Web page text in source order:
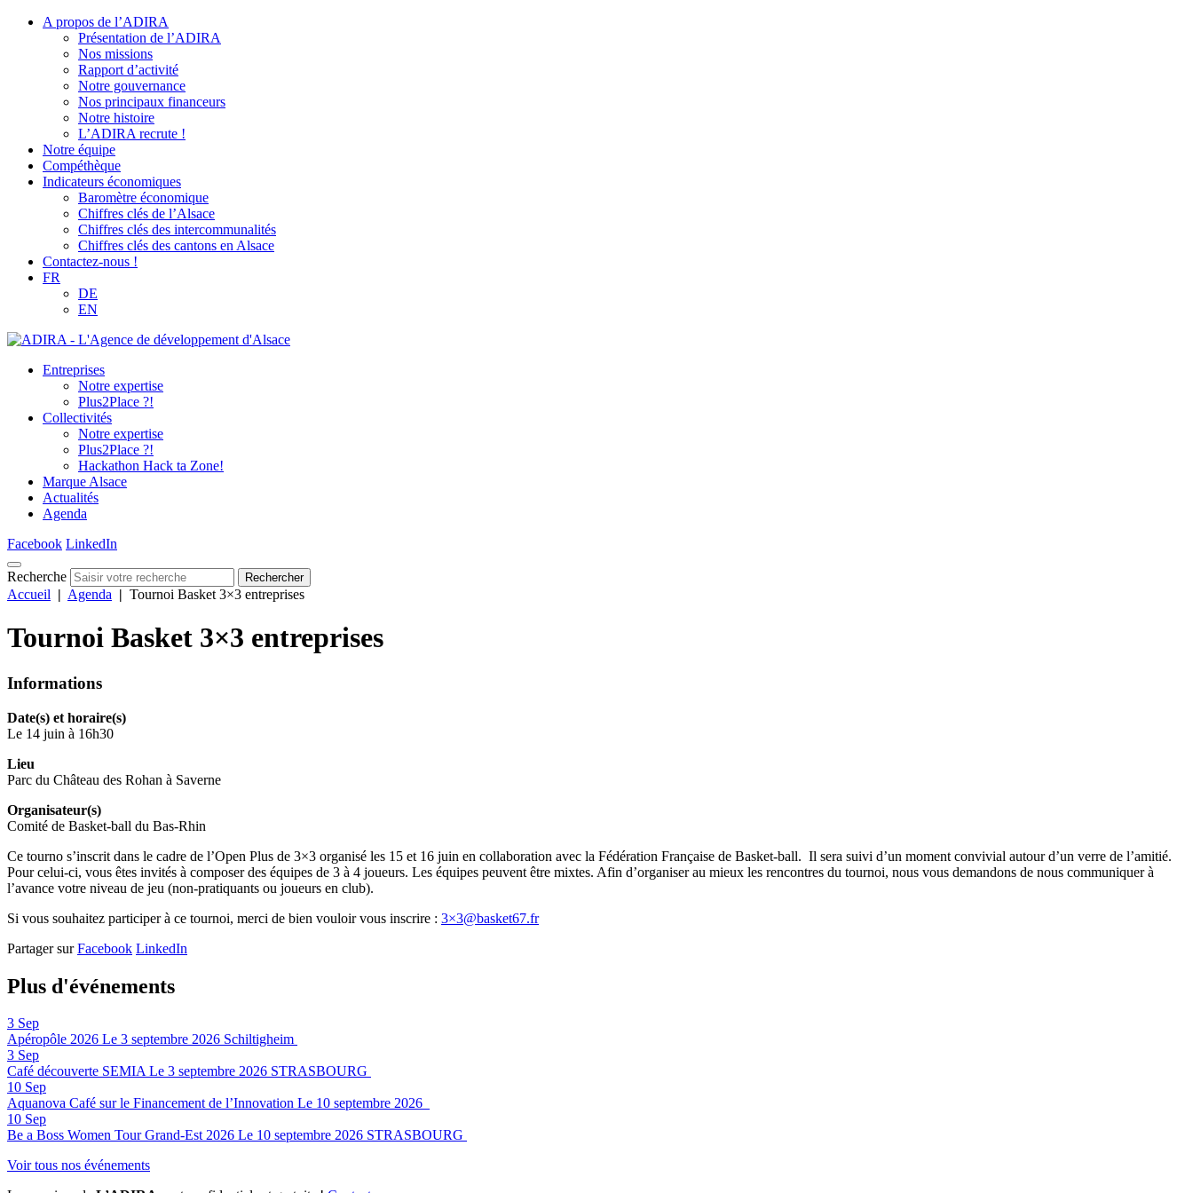
A propos de l’ADIRA
Présentation de l’ADIRA
Nos missions
Rapport d’activité
Notre gouvernance
Nos principaux financeurs
Notre histoire
L’ADIRA recrute !
Notre équipe
Compéthèque
Indicateurs économiques
Baromètre économique
Chiffres clés de l’Alsace
Chiffres clés des intercommunalités
Chiffres clés des cantons en Alsace
Contactez-nous !
FR
DE
EN
Entreprises
Notre expertise
Plus2Place ?!
Collectivités
Notre expertise
Plus2Place ?!
Hackathon Hack ta Zone!
Marque Alsace
Actualités
Agenda
Facebook LinkedIn
Recherche Rechercher
Accueil | Agenda | Tournoi Basket 3×3 entreprises
Tournoi Basket 3×3 entreprises
Informations
Date(s) et horaire(s)
Le 14 juin à 16h30
Lieu
Parc du Château des Rohan à Saverne
Organisateur(s)
Comité de Basket-ball du Bas-Rhin
Ce tourno s’inscrit dans le cadre de l’Open Plus de 3×3 organisé les 15 et 16 juin en collaboration avec la Fédération Française de Basket-ball. Il sera suivi d’un moment convivial autour d’un verre de l’amitié.
Pour celui-ci, vous êtes invités à composer des équipes de 3 à 4 joueurs. Les équipes peuvent être mixtes. Afin d’organiser au mieux les rencontres du tournoi, nous vous demandons de nous communiquer à
l’avance votre niveau de jeu (non-pratiquants ou joueurs en club).
Si vous souhaitez participer à ce tournoi, merci de bien vouloir vous inscrire : 3×3@basket67.fr
Partager sur Facebook LinkedIn
Plus d'événements
3 Sep
Apéropôle 2026 Le 3 septembre 2026 Schiltigheim
3 Sep
Café découverte SEMIALe 3 septembre 2026 STRASBOURG
10 Sep
Aquanova Café sur le Financement de l’Innovation Le 10 septembre 2026
10 Sep
Be a Boss Women Tour Grand-Est 2026 Le 10 septembre 2026 STRASBOURG
Voir tous nos événements